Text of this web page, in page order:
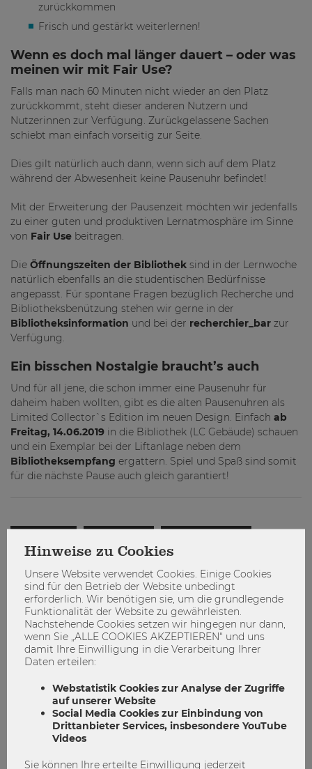
zurückkommen
Frisch und gestärkt weiterlernen!
Wenn es doch mal länger dauert – oder was
meinen wir mit Fair Use?
Falls man nach 60 Minuten nicht wieder an den Platz
zurückkommt, steht dieser anderen Nutzern und
Nutzerinnen zur Verfügung. Zurückgelassene Sachen
schiebt man einfach vorseitig zur Seite.
Dies gilt natürlich auch dann, wenn sich auf dem Platz
während der Abwesenheit keine Pausenuhr befindet!
Mit der Erweiterung der Pausenzeit möchten wir jedenfalls
zu einer guten und produktiven Lernatmosphäre im Sinne
von Fair Use beitragen.
Die Öffnungszeiten der Bibliothek sind in der Lernwoche
natürlich ebenfalls an die studentischen Bedürfnisse
angepasst. Für spontane Fragen bezüglich Recherche und
Bibliotheksbenützung stehen wir gerne in der
Bibliotheksinformation und bei der recherchier_bar zur
Verfügung.
Ein bisschen Nostalgie braucht’s auch
Und für all jene, die schon immer eine Pausenuhr für
daheim haben wollten, gibt es die alten Pausenuhren als
Limited Collector`s Edition im neuen Design. Einfach ab
Freitag, 14.06.2019 in die Bibliothek (LC Gebäude) schauen
und ein Exemplar bei der Liftanlage neben dem
Bibliotheksempfang ergattern. Spiel und Spaß sind somit
für die nächste Pause auch gleich garantiert!
admin
Hinweise zu Cookies
Unsere Website verwendet Cookies. Einige Cookies
sind für den Betrieb der Website unbedingt
erforderlich. Wir benötigen sie, um die grundlegende
Funktionalität der Website zu gewährleisten.
Nachstehende Cookies setzen wir hingegen nur dann,
wenn Sie „ALLE COOKIES AKZEPTIEREN“ und uns
damit Ihre Einwilligung in die Verarbeitung Ihrer
Daten erteilen:
Webstatistik Cookies zur Analyse der Zugriffe
auf unserer Website
Social Media Cookies zur Einbindung von
Drittanbieter Services, insbesondere YouTube
Videos
Sie können Ihre erteilte Einwilligung jederzeit